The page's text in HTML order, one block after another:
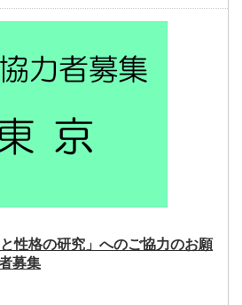
性格の研究」へのご協力のお願
募集